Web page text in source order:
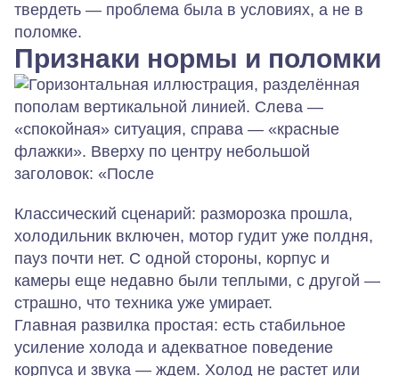
твердеть — проблема была в условиях, а не в
поломке.
Признаки нормы и поломки
Классический сценарий: разморозка прошла,
холодильник включен, мотор гудит уже полдня,
пауз почти нет. С одной стороны, корпус и
камеры еще недавно были теплыми, с другой —
страшно, что техника уже умирает.
Главная развилка простая: есть стабильное
усиление холода и адекватное поведение
корпуса и звука — ждем. Холод не растет или